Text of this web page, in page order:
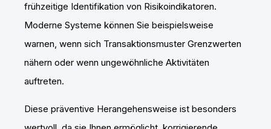
frühzeitige Identifikation von Risikoindikatoren.
Moderne Systeme können Sie beispielsweise
warnen, wenn sich Transaktionsmuster Grenzwerten
nähern oder wenn ungewöhnliche Aktivitäten
auftreten.
Diese präventive Herangehensweise ist besonders